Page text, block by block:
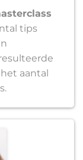
tips
aantal